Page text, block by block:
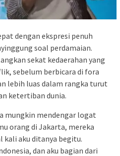
dengan ekspresi penuh
soal perdamaian.
sekat kedaerahan yang
sebelum berbicara di fora
lebih luas dalam rangka turut
ketertiban dunia.
mungkin mendengar logat
orang di Jakarta, mereka
kali aku ditanya begitu.
dan aku bagian dari